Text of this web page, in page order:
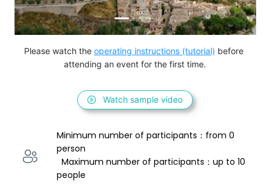
Please watch the operating instructions (tutorial) before
attending an event for the first time.
Watch sample video
Minimum number of participants：from 0
person
  Maximum number of participants：up to 10
people